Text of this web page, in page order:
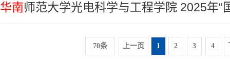
生工作经验交流座谈会
华南师范大学光电科学与工程学院 2025年“
70条 上一页 1 2 3 4